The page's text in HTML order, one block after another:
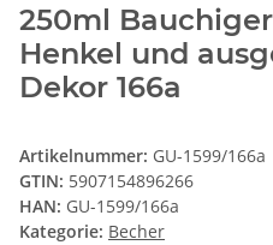
250ml
Henkel und
Dekor 166a
Artikelnummer: GU-1599/166a
GTIN: 5907154896266
HAN: GU-1599/166a
Kategorie: Becher